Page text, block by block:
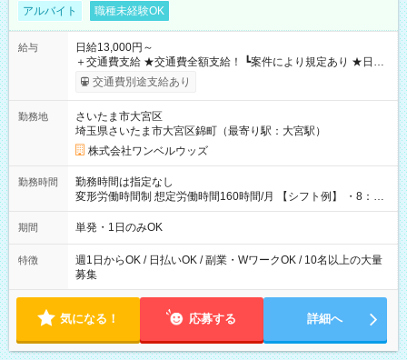
アルバイト 職種未経験OK
給与
日給13,000円～
＋交通費支給 ★交通費全額支給！ ┗案件により規定あり ★日払
いOK！（規定あり） ┗働いたその日に現金GET♪ お仕事後はコ
ンビニATMから 日払い分を引き落とせます！ 【試用期間】試
交通費別途支給あり
勤務地
さいたま市大宮区
埼玉県さいたま市大宮区錦町（最寄り駅：大宮駅）
株式会社ワンベルウッズ
勤務時間
勤務時間は指定なし
変形労働時間制 想定労働時間160時間/月 【シフト例】 ・8：00
～21：00
期間 単発・1日のみOK
特徴
週1日からOK / 日払いOK / 副業・WワークOK / 10名以上の大量
募集
気になる！ 応募する 詳細へ